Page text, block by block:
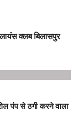
क्लब बिलासपुर
पंप से ठगी करने वाला